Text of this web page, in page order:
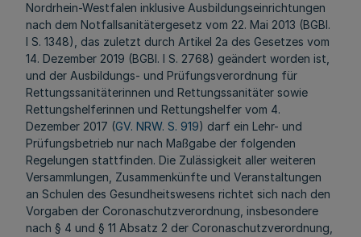
Nordrhein-Westfalen inklusive Ausbildungseinrichtungen
nach dem Notfallsanitätergesetz vom 22. Mai 2013 (BGBl.
I S. 1348), das zuletzt durch Artikel 2a des Gesetzes vom
14. Dezember 2019 (BGBl. I S. 2768) geändert worden ist,
und der Ausbildungs- und Prüfungsverordnung für
Rettungssanitäterinnen und Rettungssanitäter sowie
Rettungshelferinnen und Rettungshelfer vom 4.
Dezember 2017 (GV. NRW. S. 919) darf ein Lehr- und
Prüfungsbetrieb nur nach Maßgabe der folgenden
Regelungen stattfinden. Die Zulässigkeit aller weiteren
Versammlungen, Zusammenkünfte und Veranstaltungen
an Schulen des Gesundheitswesens richtet sich nach den
Vorgaben der Coronaschutzverordnung, insbesondere
nach § 4 und § 11 Absatz 2 der Coronaschutzverordnung,